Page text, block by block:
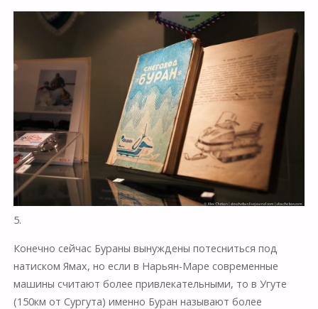
5.
Конечно сейчас Бураны вынуждены потесниться под
натиском Ямах, но если в Нарьян-Маре современные
машины считают более привлекательными, то в Угуте
(150км от Сургута) именно Буран называют более